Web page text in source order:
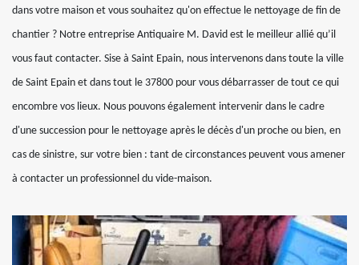
dans votre maison et vous souhaitez qu'on effectue le nettoyage de fin de
chantier ? Notre entreprise Antiquaire M. David est le meilleur allié qu’il
vous faut contacter. Sise à Saint Epain, nous intervenons dans toute la ville
de Saint Epain et dans tout le 37800 pour vous débarrasser de tout ce qui
encombre vos lieux. Nous pouvons également intervenir dans le cadre
d'une succession pour le nettoyage après le décès d'un proche ou bien, en
cas de sinistre, sur votre bien : tant de circonstances peuvent vous amener
à contacter un professionnel du vide-maison.